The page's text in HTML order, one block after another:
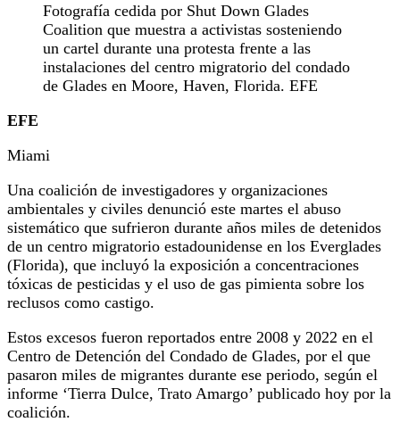
Fotografía cedida por Shut Down Glades
Coalition que muestra a activistas sosteniendo
un cartel durante una protesta frente a las
instalaciones del centro migratorio del condado
de Glades en Moore, Haven, Florida. EFE
EFE
Miami
Una coalición de investigadores y organizaciones
ambientales y civiles denunció este martes el abuso
sistemático que sufrieron durante años miles de detenidos
de un centro migratorio estadounidense en los Everglades
(Florida), que incluyó la exposición a concentraciones
tóxicas de pesticidas y el uso de gas pimienta sobre los
reclusos como castigo.
Estos excesos fueron reportados entre 2008 y 2022 en el
Centro de Detención del Condado de Glades, por el que
pasaron miles de migrantes durante ese periodo, según el
informe ‘Tierra Dulce, Trato Amargo’ publicado hoy por la
coalición.